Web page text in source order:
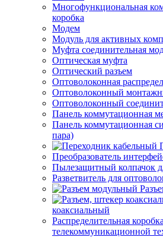
Многофункциональная
коробка
Модем
Модуль для активных
Муфта соединительная
Оптическая муфта
Оптический разъем
Оптоволоконная
Оптоволоконный
Оптоволоконный
Панель коммутационная
Панель коммутационная
пара)
Преобразователь
Пылезащитный колпачок
Разветвитель для
коаксиальный
Распределительная
телекоммуникационной